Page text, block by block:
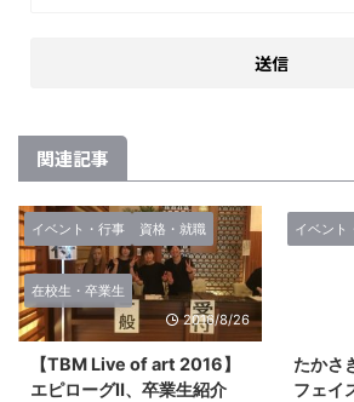
関連記事
イベント・行事 資格・就職
在校生・卒業生
2016/8/26
【TBM Live of art 2016】
エピローグⅡ、卒業生紹介
イベント
たかさ
フェイ